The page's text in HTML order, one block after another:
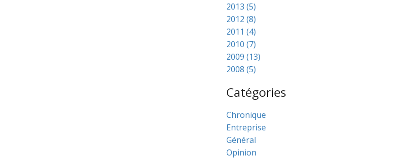
2013 (5)
2012 (8)
2011 (4)
2010 (7)
2009 (13)
2008 (5)
Catégories
Chronique
Entreprise
Général
Opinion